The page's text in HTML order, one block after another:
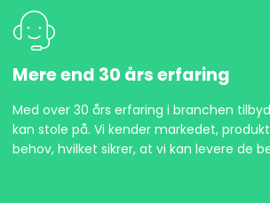
Mere end 30 års erfaring
Med over 30 års erfaring i branchen
kan stole på. Vi kender markedet,
behov, hvilket sikrer, at vi kan levere de